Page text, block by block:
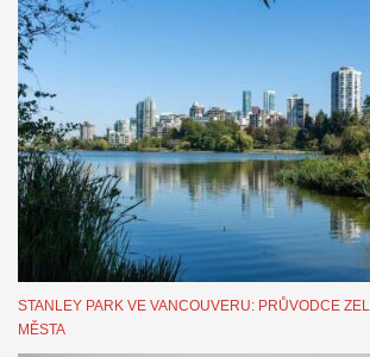
STANLEY PARK VE VANCOUVERU: PRŮVODCE
MĚSTA